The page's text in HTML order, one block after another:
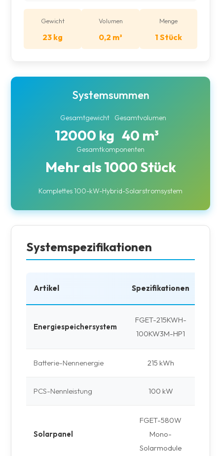
Gewicht
23 kg
Volumen
0,2 m³
Menge
1 Stück
Systemsummen
Gesamtgewicht
12000 kg
Gesamtvolumen
40 m³
Gesamtkomponenten
Mehr als 1000 Stück
Komplettes 100-kW-Hybrid-Solarstromsystem
Systemspezifikationen
Artikel Spezifikationen
Energiespeichersystem
FGET-215KWH-
100KW3M-HP1
Batterie-Nennenergie 215 kWh
PCS-Nennleistung 100 kW
Solarpanel
FGET-580W
Mono-
Solarmodule